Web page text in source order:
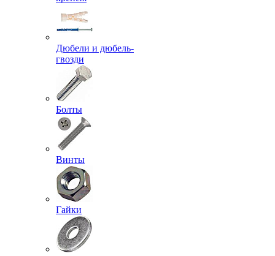
Дюбели и дюбель-
гвозди
Болты
Винты
Гайки